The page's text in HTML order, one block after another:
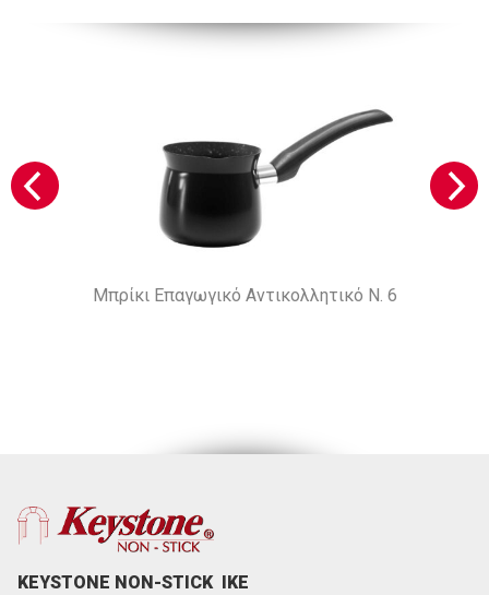
Μπρίκι Επαγωγικό Αντικολλητικό Ν. 6
KEYSTONE NON-STICK ΙΚΕ